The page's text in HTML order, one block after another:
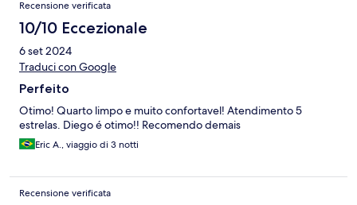
Recensione verificata
10/10 Eccezionale
6 set 2024
Traduci con Google
Perfeito
Otimo! Quarto limpo e muito confortavel! Atendimento 5
estrelas. Diego é otimo!! Recomendo demais
Eric A., viaggio di 3 notti
Recensione verificata